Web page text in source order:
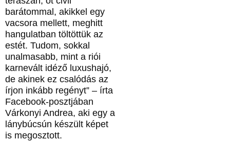
barátommal, akikkel egy
vacsora mellett, meghitt
hangulatban töltöttük az
estét. Tudom, sokkal
unalmasabb, mint a riói
karnevált idéző luxushajó,
de akinek ez csalódás az
írjon inkább regényt” – írta
Facebook-posztjában
Várkonyi Andrea, aki egy a
lánybúcsún készült képet
is megosztott.